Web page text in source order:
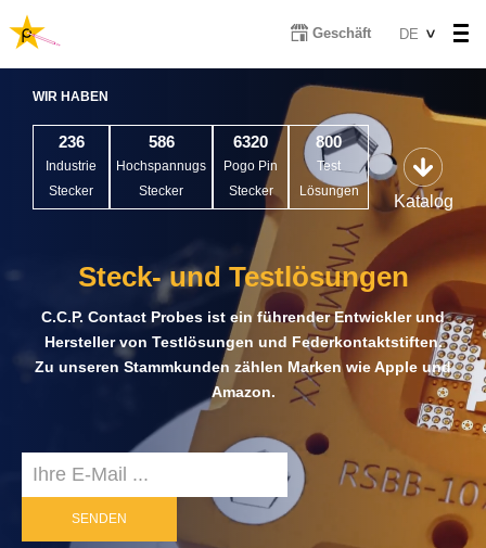
Direkt
zum
Geschäft
Select
DE
PlayerWIR HABEN
236
Industrie
Stecker
586
Hochspannugs
Stecker
6320
Pogo Pin
Stecker
800
Test
Lösungen
Katalog
Steck- und Testlösungen
C.C.P. Contact Probes ist ein führender Entwickler und
Hersteller von Testlösungen und Federkontaktstiften.
Zu unseren Stammkunden zählen Marken wie Apple und
Amazon.
Email
SENDEN